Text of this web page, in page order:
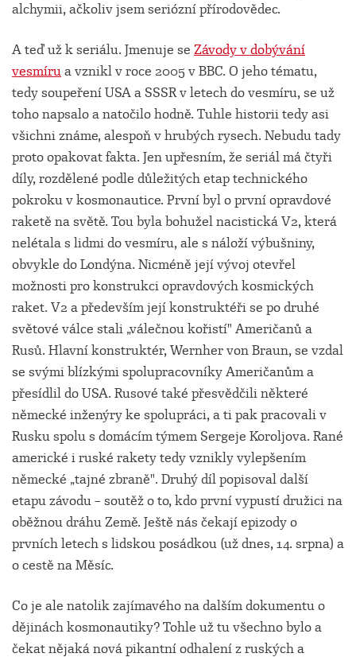
alchymii, ačkoliv jsem seriózní přírodovědec.
A teď už k seriálu. Jmenuje se Závody v dobývání
vesmírua vznikl v roce 2005 v BBC. O jeho tématu,
tedy soupeření USA a SSSR v letech do vesmíru, se už
toho napsalo a natočilo hodně. Tuhle historii tedy asi
všichni známe, alespoň v hrubých rysech. Nebudu tady
proto opakovat fakta. Jen upřesním, že seriál má čtyři
díly, rozdělené podle důležitých etap technického
pokroku v kosmonautice. První byl o první opravdové
raketě na světě. Tou byla bohužel nacistická V2, která
nelétala s lidmi do vesmíru, ale s náloží výbušniny,
obvykle do Londýna. Nicméně její vývoj otevřel
možnosti pro konstrukci opravdových kosmických
raket. V2 a především její konstruktéři se po druhé
světové válce stali „válečnou kořistí" Američanů a
Rusů. Hlavní konstruktér, Wernher von Braun, se vzdal
se svými blízkými spolupracovníky Američanům a
přesídlil do USA. Rusové také přesvědčili některé
německé inženýry ke spolupráci, a ti pak pracovali v
Rusku spolu s domácím týmem Sergeje Koroljova. Rané
americké i ruské rakety tedy vznikly vylepšením
německé „tajné zbraně". Druhý díl popisoval další
etapu závodu – soutěž o to, kdo první vypustí družici na
oběžnou dráhu Země. Ještě nás čekají epizody o
prvních letech s lidskou posádkou (už dnes, 14. srpna) a
o cestě na Měsíc.
Co je ale natolik zajímavého na dalším dokumentu o
dějinách kosmonautiky? Tohle už tu všechno bylo a
čekat nějaká nová pikantní odhalení z ruských a